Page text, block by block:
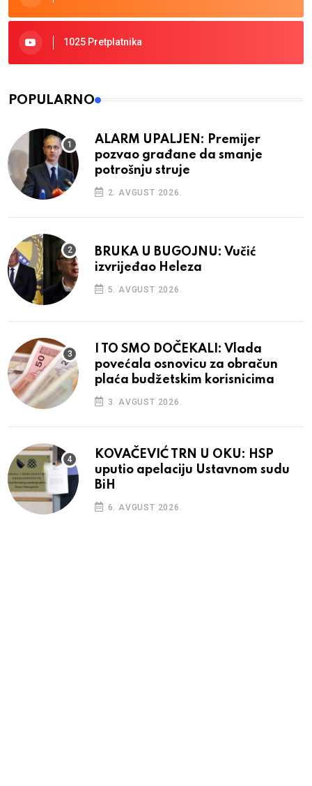
1025 Pretplatnika
POPULARNO
ALARM UPALJEN: Premijer
pozvao građane da smanje
potrošnju struje
2. AVGUST 2026.
BRUKA U BUGOJNU: Vučić
izvrijeđao Heleza
5. AVGUST 2026.
I TO SMO DOČEKALI: Vlada
povećala osnovicu za obračun
plaća budžetskim korisnicima
3. AVGUST 2026.
KOVAČEVIĆ TRN U OKU: HSP
uputio apelaciju Ustavnom sudu
BiH
6. AVGUST 2026.